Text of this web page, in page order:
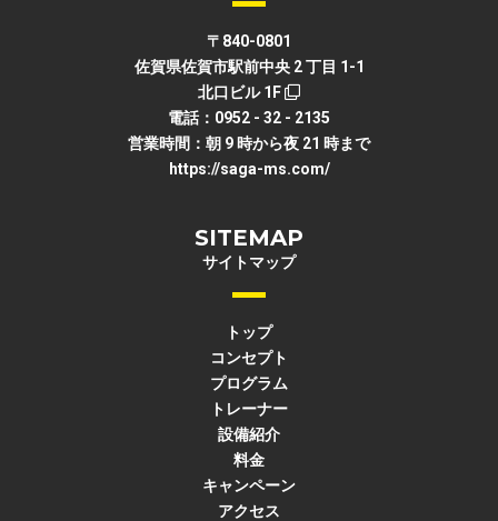
〒840-0801
佐賀県佐賀市駅前中央 2 丁目 1-1
北口ビル 1F
電話：0952 - 32 - 2135
営業時間：朝 9 時から夜 21 時まで
https://saga-ms.com/
SITEMAP
サイトマップ
トップ
コンセプト
プログラム
トレーナー
設備紹介
料金
キャンペーン
アクセス